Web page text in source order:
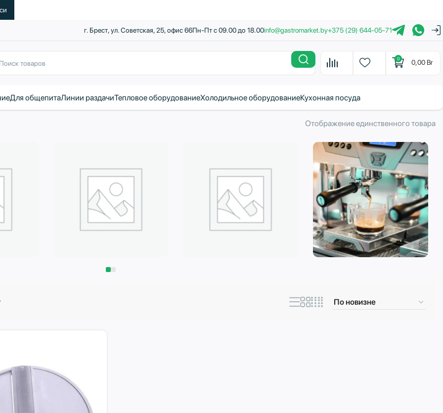
г. Брест, ул. Советская, 25, офис 66Пн-Пт с 09.00 до 18.00info@gastromarket.by+375 (29) 644-05-71
0 0,00 Br
Для общепитаЛинии раздачиТепловое оборудованиеХолодильное оборудованиеКухонная посуда
Отображение единственного товара